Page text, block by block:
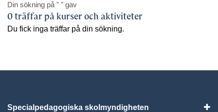
Din sökning på " " gav
0 träffar på kurser och aktiviteter
Du fick inga träffar på din sökning.
Specialpedagogiska skolmyndigheten